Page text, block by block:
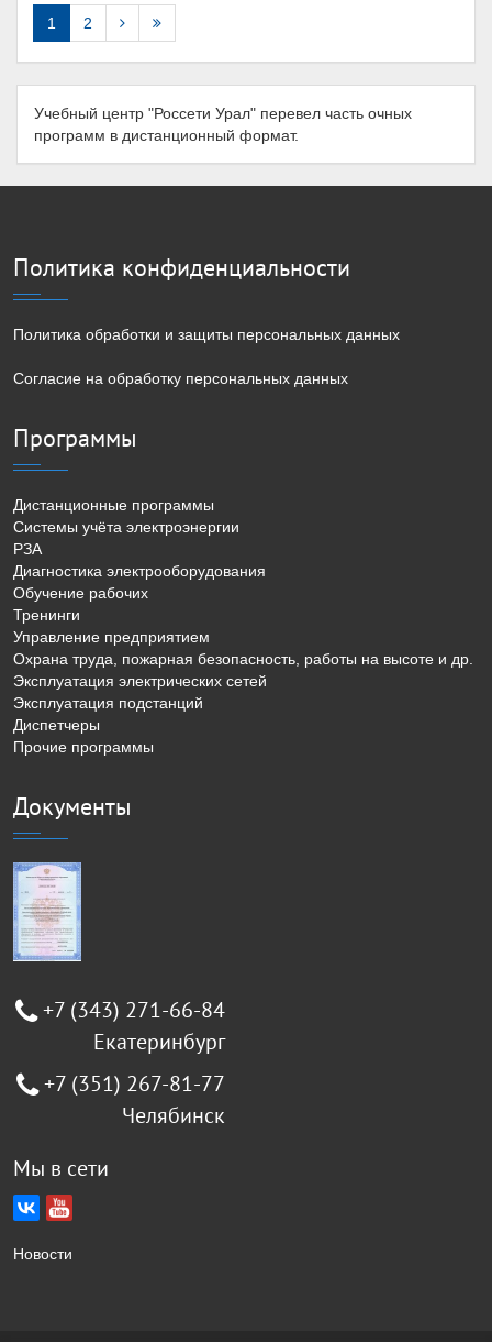
1 2
Учебный центр "Россети Урал" перевел часть очных
программ в дистанционный формат.
Политика конфиденциальности
Политика обработки и защиты персональных данных
Согласие на обработку персональных данных
Программы
Дистанционные программы
Системы учёта электроэнергии
РЗА
Диагностика электрооборудования
Обучение рабочих
Тренинги
Управление предприятием
Охрана труда, пожарная безопасность, работы на высоте и др.
Эксплуатация электрических сетей
Эксплуатация подстанций
Диспетчеры
Прочие программы
Документы
+7 (343) 271-66-84
Екатеринбург
+7 (351) 267-81-77
Челябинск
Мы в сети
Новости